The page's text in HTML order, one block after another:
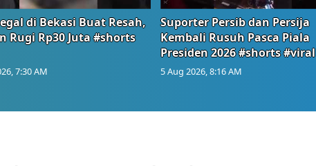
di Bekasi Buat Resah,
Rugi Rp30 Juta #shorts
7:30 AM
Suporter Persib dan Persija
Kembali Rusuh Pasca Piala
Presiden 2026 #shorts #viral
5 Aug 2026, 8:16 AM